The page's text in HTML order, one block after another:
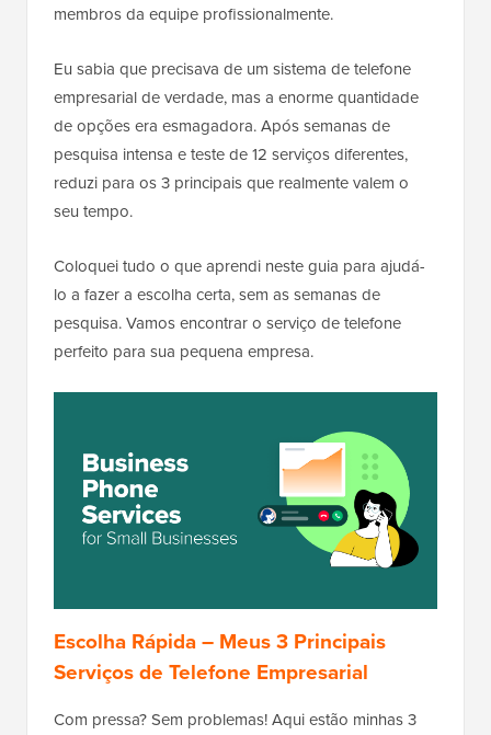
membros da equipe profissionalmente.
Eu sabia que precisava de um sistema de telefone
empresarial de verdade, mas a enorme quantidade
de opções era esmagadora. Após semanas de
pesquisa intensa e teste de 12 serviços diferentes,
reduzi para os 3 principais que realmente valem o
seu tempo.
Coloquei tudo o que aprendi neste guia para ajudá-
lo a fazer a escolha certa, sem as semanas de
pesquisa. Vamos encontrar o serviço de telefone
perfeito para sua pequena empresa.
Escolha Rápida – Meus 3 Principais
Serviços de Telefone Empresarial
Com pressa? Sem problemas! Aqui estão minhas 3